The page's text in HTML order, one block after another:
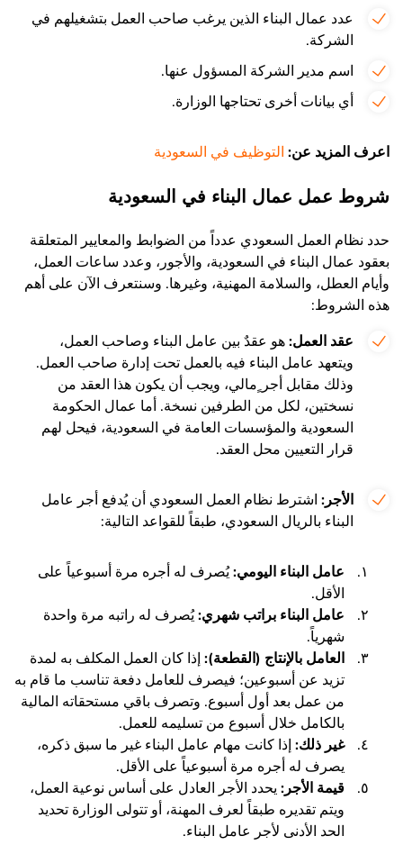
عدد عمال البناء الذين يرغب صاحب العمل بتشغيلهم في
الشركة.
اسم مدير الشركة المسؤول عنها.
أي بيانات أخرى تحتاجها الوزارة.
اعرف المزيد عن: التوظيف في السعودية
شروط عمل عمال البناء في السعودية
حدد نظام العمل السعودي عدداً من الضوابط والمعايير المتعلقة
بعقود عمال البناء في السعودية، والأجور، وعدد ساعات العمل،
وأيام العطل، والسلامة المهنية، وغيرها. وسنتعرف الآن على أهم
هذه الشروط:
عقد العمل:هو عقدٌ بين عامل البناء وصاحب العمل،
ويتعهد عامل البناء فيه بالعمل تحت إدارة صاحب العمل.
وذلك مقابل أجر ٍمالي، ويجب أن يكون هذا العقد من
نسختين، لكل من الطرفين نسخة. أما عمال الحكومة
السعودية والمؤسسات العامة في السعودية، فيحل لهم
قرار التعيين محل العقد.
الأجر: اشترط نظام العمل السعودي أن يُدفع أجر عامل
البناء بالريال السعودي، طبقاً للقواعد التالية:
عامل البناء اليومي:يُصرف له أجره مرة أسبوعياً على
الأقل.
عامل البناء براتب شهري:يُصرف له راتبه مرة واحدة
شهرياً.
العامل بالإنتاج (القطعة):إذا كان العمل المكلف به لمدة
تزيد عن أسبوعين؛ فيصرف للعامل دفعة تناسب ما قام به
من عمل بعد أول أسبوع. وتصرف باقي مستحقاته المالية
بالكامل خلال أسبوع من تسليمه للعمل.
غير ذلك:إذا كانت مهام عامل البناء غير ما سبق ذكره،
يصرف له أجره مرة أسبوعياً على الأقل.
قيمة الأجر:يحدد الأجر العادل على أساس نوعية العمل،
ويتم تقديره طبقاً لعرف المهنة، أو تتولى الوزارة تحديد
الحد الأدنى لأجر عامل البناء.